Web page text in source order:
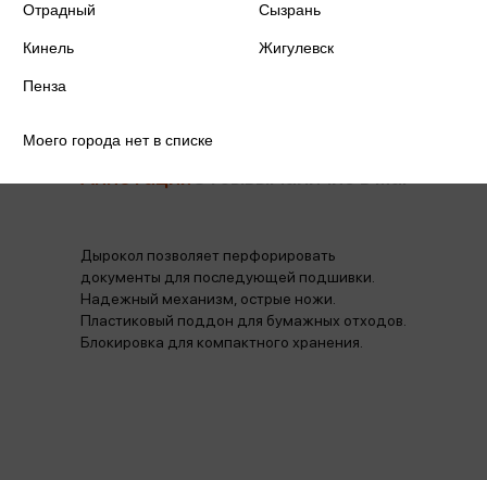
АннотацияОтзывыНаличие в магазинах
Дырокол позволяет перфорировать
документы для последующей подшивки.
Надежный механизм, острые ножи.
Пластиковый поддон для бумажных отходов.
Блокировка для компактного хранения.
Отрадный Сызрань
Кинель Жигулевск
Пенза
Моего города нет в списке